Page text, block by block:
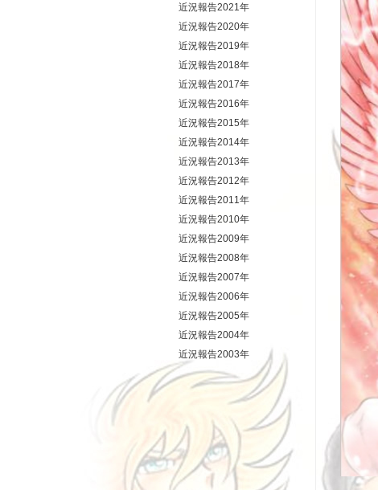
近況報告2021年
近況報告2020年
近況報告2019年
近況報告2018年
近況報告2017年
近況報告2016年
近況報告2015年
近況報告2014年
近況報告2013年
近況報告2012年
近況報告2011年
近況報告2010年
近況報告2009年
近況報告2008年
近況報告2007年
近況報告2006年
近況報告2005年
近況報告2004年
近況報告2003年